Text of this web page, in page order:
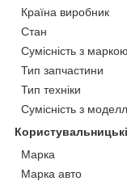
Країна виробник
Стан
Сумісність з маркою
Тип запчастини
Тип техніки
Сумісність з
Марка
Марка авто